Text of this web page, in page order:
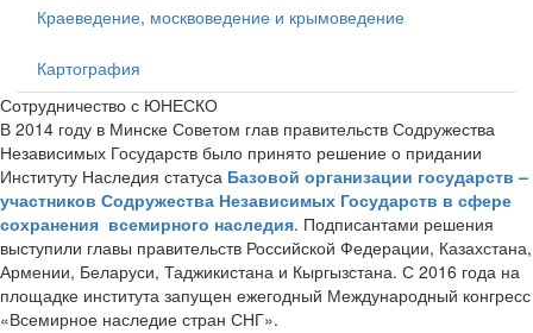
Краеведение, москвоведение и крымоведение
Картография
Сотрудничество с ЮНЕСКО
В 2014 году в Минске Советом глав правительств Содружества
Независимых Государств было принято решение о придании
Институту Наследия статуса Базовой организации государств –
участников Содружества Независимых Государств в сфере
сохранения всемирного наследия. Подписантами решения
выступили главы правительств Российской Федерации, Казахстана,
Армении, Беларуси, Таджикистана и Кыргызстана. С 2016 года на
площадке института запущен ежегодный Международный конгресс
«Всемирное наследие стран СНГ».